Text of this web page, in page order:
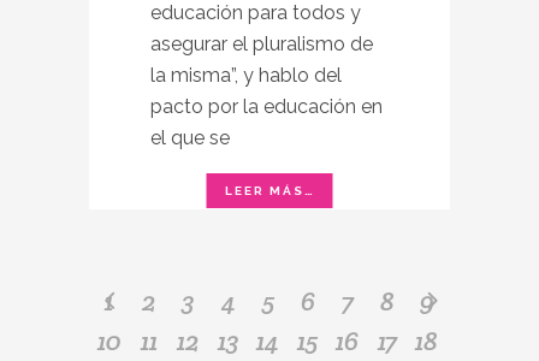
educación para todos y
asegurar el pluralismo de
la misma”, y hablo del
pacto por la educación en
el que se
1 2 3 4 5 6 7 8
9
10
11 12 13 14 15 16 17 18